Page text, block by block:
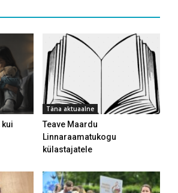
kui
Täna aktuaalne
Teave Maardu
Linnaraamatukogu
külastajatele